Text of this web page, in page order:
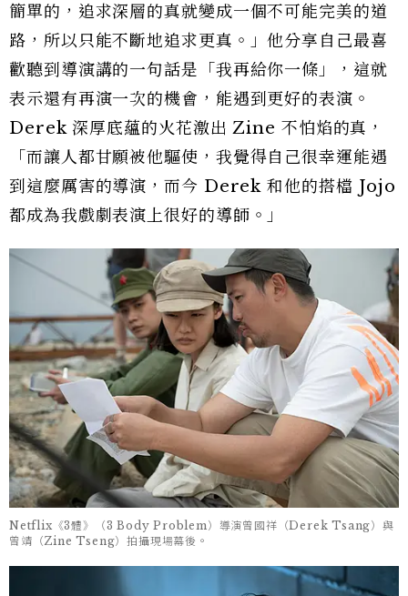
簡單的，追求深層的真就變成一個不可能完美的道
路，所以只能不斷地追求更真。」他分享自己最喜
歡聽到導演講的一句話是「我再給你一條」，這就
表示還有再演一次的機會，能遇到更好的表演。
Derek 深厚底蘊的火花激出 Zine 不怕焰的真，
「而讓人都甘願被他驅使，我覺得自己很幸運能遇
到這麼厲害的導演，而今 Derek 和他的搭檔 Jojo
都成為我戲劇表演上很好的導師。」
Netflix《3體》（3 Body Problem）導演曾國祥（Derek Tsang）與
曾靖（Zine Tseng）拍攝現場幕後。